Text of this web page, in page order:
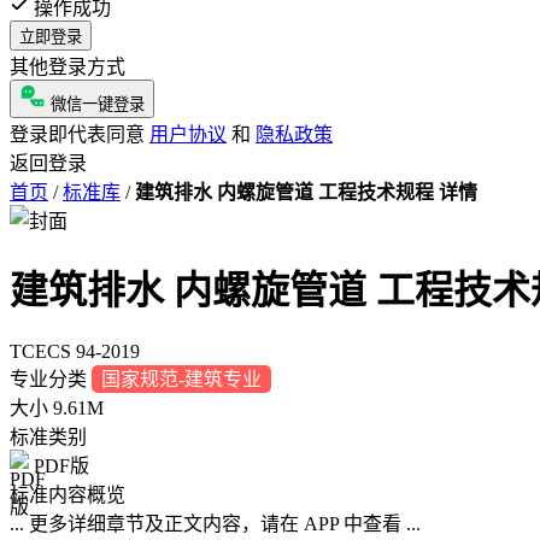
操作成功
立即登录
其他登录方式
微信一键登录
登录即代表同意 用户协议 和 隐私政策
返回登录
首页 / 标准库 / 建筑排水 内螺旋管道 工程技术规程 详情
建筑排水 内螺旋管道 工程技
TCECS 94-2019
专业分类
国家规范-建筑专业
大小 9.61M
标准类别
PDF版
标准内容概览
... 更多详细章节及正文内容，请在 APP 中查看 ...